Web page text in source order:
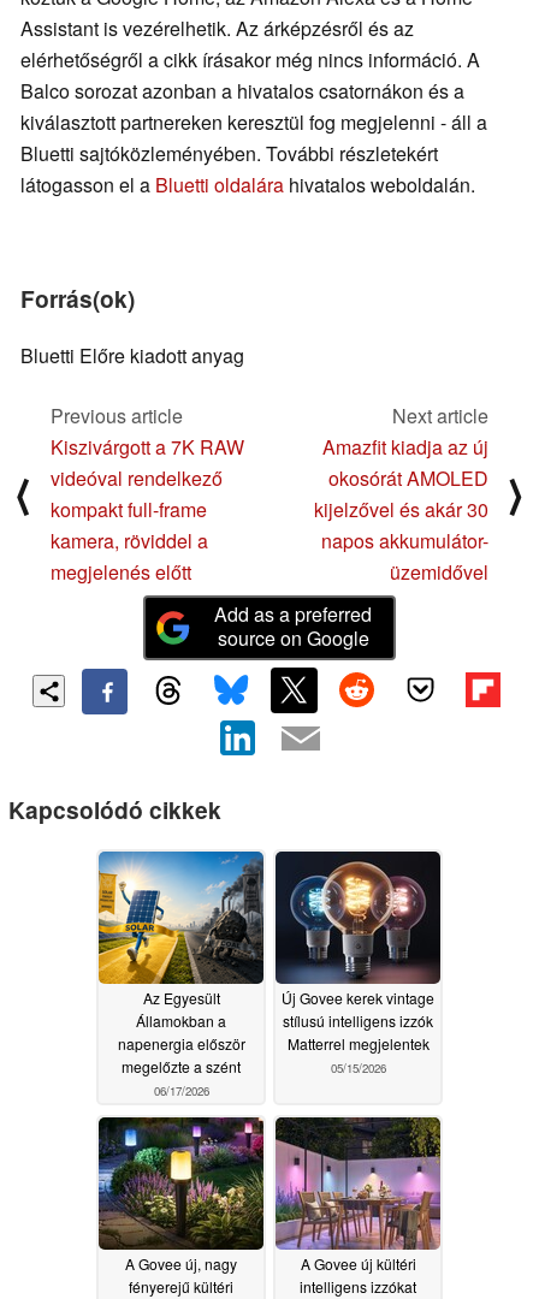
Assistant is vezérelhetik. Az árképzésről és az
elérhetőségről a cikk írásakor még nincs információ. A
Balco sorozat azonban a hivatalos csatornákon és a
kiválasztott partnereken keresztül fog megjelenni - áll a
Bluetti sajtóközleményében. További részletekért
látogasson el a Bluetti oldalára hivatalos weboldalán.
Forrás(ok)
Bluetti Előre kiadott anyag
⟨
Previous article
Kiszivárgott a 7K RAW
videóval rendelkező
kompakt full-frame
kamera, röviddel a
megjelenés előtt
Next article
Amazfit kiadja az új
okosórát AMOLED
kijelzővel és akár 30
napos akkumulátor-
üzemidővel
⟩
Add as a preferred
source on Google
Kapcsolódó cikkek
Az Egyesült
Államokban a
napenergia először
megelőzte a szént
06/17/2026
Új Govee kerek vintage
stílusú intelligens izzók
Matterrel megjelentek
05/15/2026
A Govee új, nagy
fényerejű kültéri
A Govee új kültéri
intelligens izzókat